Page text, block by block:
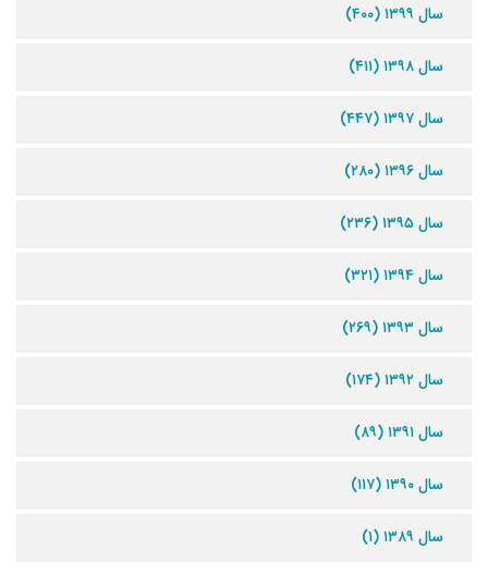
سال ۱۳۹۹ (۴۰۰)
سال ۱۳۹۸ (۴۱۱)
سال ۱۳۹۷ (۴۴۷)
سال ۱۳۹۶ (۲۸۰)
سال ۱۳۹۵ (۲۳۶)
سال ۱۳۹۴ (۳۲۱)
سال ۱۳۹۳ (۲۶۹)
سال ۱۳۹۲ (۱۷۴)
سال ۱۳۹۱ (۸۹)
سال ۱۳۹۰ (۱۱۷)
سال ۱۳۸۹ (۱)